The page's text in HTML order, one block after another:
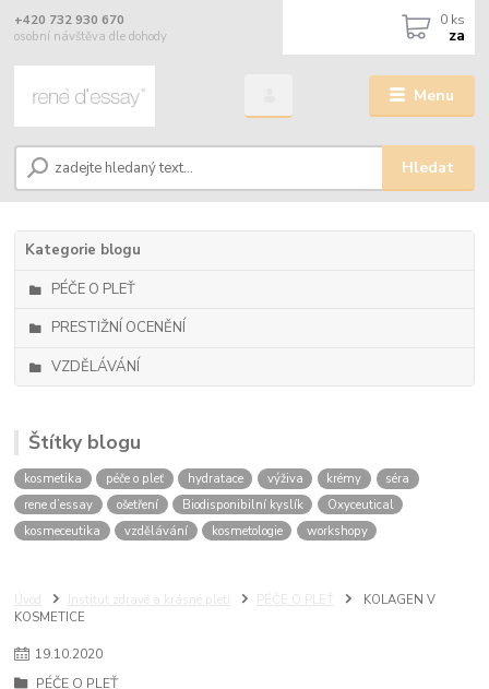
Menu
Hledat
+420 732 930 670
osobní návštěva dle dohody
0 ks
za
Kategorie blogu
PÉČE O PLEŤ
PRESTIŽNÍ OCENĚNÍ
VZDĚLÁVÁNÍ
Štítky blogu
kosmetika péče o pleť hydratace výživa krémy
séra
rene d’essay
ošetření Biodisponibilní kyslík
Oxyceutical
kosmeceutika
vzdělávání kosmetologie workshopy
Úvod Institut zdravé a krásné pleti PÉČE O PLEŤ
KOLAGEN V
KOSMETICE
19.10.2020
PÉČE O PLEŤ